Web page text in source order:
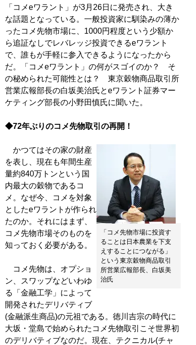
「コメeワラント」が3月26日に発売され、大き
な話題となっている。一般投資家に馴染みの薄か
ったコメ先物市場に、1000円程度という少額か
ら追証なしでレバレッジ投資できるeワラント
で、誰もが手軽に参入できるようになったから
だ。「コメeワラント」の何がスゴイのか？ そ
の秘められた可能性とは？ 東京穀物商品取引所
営業広報部長の白坂美治氏とeワラント証券マー
ケティング部長の小野田慎氏に聞いた。
◆72年ぶりのコメ先物取引の再開！
「コメ先物市場に投資す
ることは日本農業を下支
えすることにつながる」
という東京穀物商品取引
所営業広報部長、白坂美
治氏
かつてはその家の財産
を表し、現在も年間生産
量約840万トンという国
内最大の穀物であるコ
メ。なぜ今、コメを対象
としたeワラントが作られ
たのか。それにはまず、
コメ先物市場そのものを
知っておく必要がある。
コメ先物は、オプショ
ン、スワップなどいわゆ
る「金融工学」によって
開発されたデリバティブ
(金融派生商品)の元祖である。徳川吉宗の時代に
大坂・堂島で始められたコメ先物取引こそ世界初
のデリバティブなのだ。現在、テクニカル(チャ